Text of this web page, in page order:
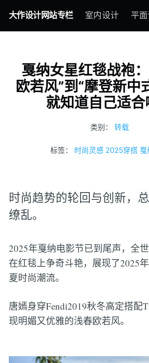
大作设计网站专栏 室内设计 平
戛纳女星红毯战袍
欧若风”到“摩登新中
就知道自己适合
类别： 转载
标签： 时尚灵感 2025穿搭 戛
时尚趋势的轮回与创新，
缭乱。
2025年戛纳电影节已到尾声，全
在红毯上争奇斗艳，展现了2025
夏时尚潮流。
唐嫣身穿Fendi2019秋冬高定搭配
现明媚又优雅的浅春欧若风。